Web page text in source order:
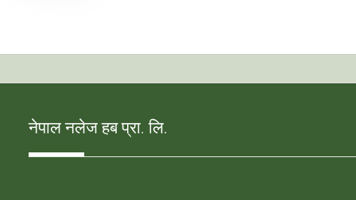
नेपाल नलेज हब प्रा. लि.